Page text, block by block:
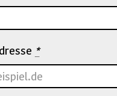
*